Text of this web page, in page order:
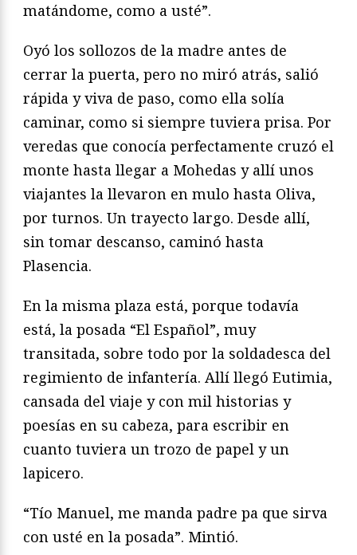
matándome, como a usté”.
Oyó los sollozos de la madre antes de
cerrar la puerta, pero no miró atrás, salió
rápida y viva de paso, como ella solía
caminar, como si siempre tuviera prisa. Por
veredas que conocía perfectamente cruzó el
monte hasta llegar a Mohedas y allí unos
viajantes la llevaron en mulo hasta Oliva,
por turnos. Un trayecto largo. Desde allí,
sin tomar descanso, caminó hasta
Plasencia.
En la misma plaza está, porque todavía
está, la posada “El Español”, muy
transitada, sobre todo por la soldadesca del
regimiento de infantería. Allí llegó Eutimia,
cansada del viaje y con mil historias y
poesías en su cabeza, para escribir en
cuanto tuviera un trozo de papel y un
lapicero.
“Tío Manuel, me manda padre pa que sirva
con usté en la posada”. Mintió.